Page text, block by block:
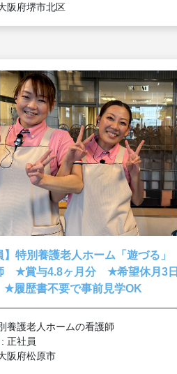
阪府堺市北区
】特別養護老人ホーム「遊づる」
★賞与4.8ヶ月分 ★希望休月3日
★履歴書不要で事前見学OK
養護老人ホームの看護師
正社員
阪府松原市